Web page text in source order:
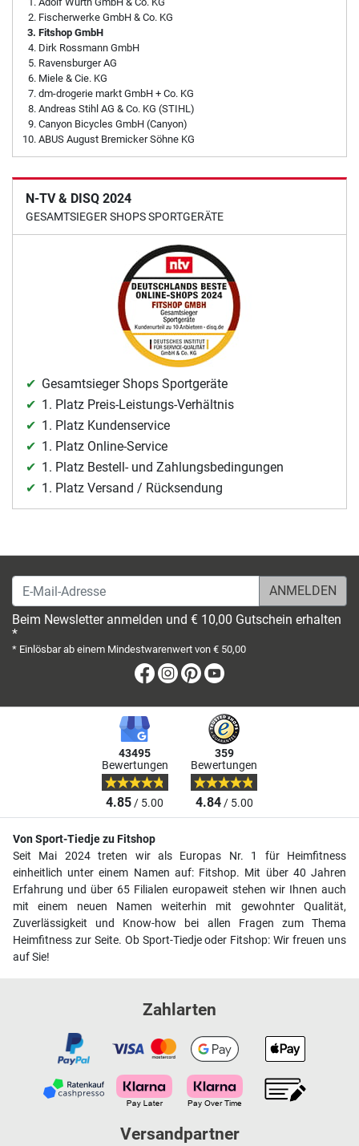
Fischerwerke GmbH & Co. KG
Fitshop GmbH
Dirk Rossmann GmbH
Ravensburger AG
Miele & Cie. KG
dm-drogerie markt GmbH + Co. KG
Andreas Stihl AG & Co. KG (STIHL)
Canyon Bicycles GmbH (Canyon)
ABUS August Bremicker Söhne KG
N-TV & DISQ 2024
GESAMTSIEGER SHOPS SPORTGERÄTE
Gesamtsieger Shops Sportgeräte
1. Platz Preis-Leistungs-Verhältnis
1. Platz Kundenservice
1. Platz Online-Service
1. Platz Bestell- und Zahlungsbedingungen
1. Platz Versand / Rücksendung
E-Mail-Adresse
Beim Newsletter anmelden und € 10,00 Gutschein erhalten
*
* Einlösbar ab einem Mindestwarenwert von € 50,00
Facebook
Instagram
Pinterest
43495
Bewertungen
4.85/ 5.00
359
Bewertungen
4.84/ 5.00
Von Sport-Tiedje zu Fitshop
Seit Mai 2024 treten wir als Europas Nr. 1 für Heimfitness
einheitlich unter einem Namen auf: Fitshop. Mit über 40 Jahren
Erfahrung und über 65 Filialen europaweit stehen wir Ihnen auch
mit einem neuen Namen weiterhin mit gewohnter Qualität,
Zuverlässigkeit und Know-how bei allen Fragen zum Thema
Heimfitness zur Seite. Ob Sport-Tiedje oder Fitshop: Wir freuen uns
auf Sie!
Zahlarten
Versandpartner